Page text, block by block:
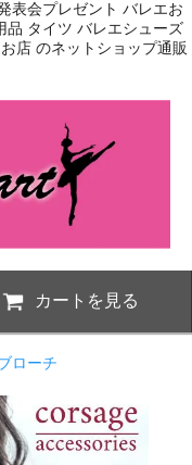
表会プレゼント バレエお
品 タイツ バレエシューズ
店 のネットショップ通販
カートを見る
ローチ